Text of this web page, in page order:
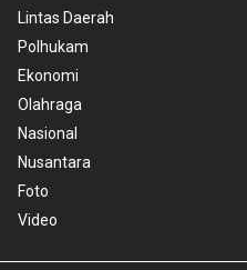
Lintas Daerah
Polhukam
Ekonomi
Olahraga
Nasional
Nusantara
Foto
Video